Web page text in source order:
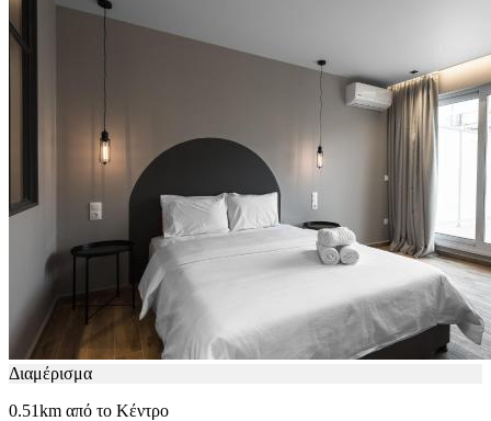
Διαμέρισμα
0.51km από το Κέντρο